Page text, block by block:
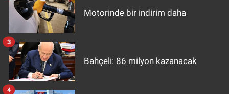
Motorinde bir indirim daha
Bahçeli: 86 milyon kazanacak
3
4